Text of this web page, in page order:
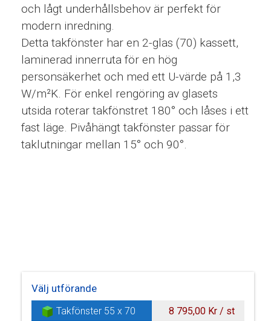
och lågt underhållsbehov är perfekt för
modern inredning.
Detta takfönster har en 2-glas (70) kassett,
laminerad innerruta för en hög
personsäkerhet och med ett U-värde på 1,3
W/m²K. För enkel rengöring av glasets
utsida roterar takfönstret 180° och låses i ett
fast läge. Pivåhängt takfönster passar för
taklutningar mellan 15° och 90°.
Välj utförande
Takfönster 55 x 70
8 795,00 Kr / st